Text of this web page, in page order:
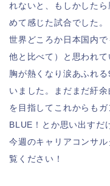
れないと、もしかした
めて感じた試合でした。
世界どころか日本国内
他と比べて）と思われ
胸が熱くなり涙あふれ
いました。まだまだ紆
を目指してこれからも
BLUE！ とか思い出すだ
今週のキャリアコンサ
覧ください！